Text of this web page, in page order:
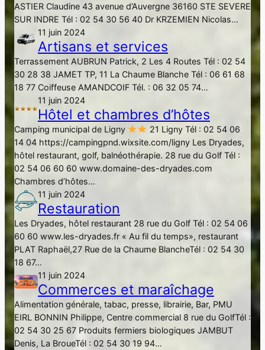
ASTIER Claudine 43 avenue d’Auvergne 36160 STE SEVERE
SUR INDRE Tél : 02 54 30 56 40 Dr KRZEMIEN Nicolas…
11 juin 2024
Artisans et services
Terrassement AUBRUN Patrick, 2 Les 4 Routes Tél : 02 54
30 28 38 JAMET TP, 11 La Chaume Blanche Tél : 06 61 68
18 77 Coiffeuse AMANDCOIF Tél. : 06 32 05 74…
11 juin 2024
Hôtel et chambres d’hôtes
Camping municipal de Ligny
21 Ligny Tél : 02 54 06
14 04 https://campingpnd.wixsite.com/ligny Les Dryades,
hôtel restaurant, golf, balnéothérapie. 28 rue du Golf Tél :
02 54 06 60 60 www.domaine-des-dryades.com
Chambres d’hôtes…
11 juin 2024
Restauration
Les Dryades, hôtel restaurant 28 rue du Golf Tél : 02 54 06
60 60 www.les-dryades.fr « Au fil du temps», restaurant
PLAT Raphaël,27 Rue de la Chaume BlancheTél : 02 54 30
18 67…
11 juin 2024
Commerces et maraîchage
Alimentation générale, tabac, presse, librairie, Bar, PMU
EIRL BONNIN Philippe, Centre commercial 8 rue du GolfTél :
02 54 30 25 67 Produits fermiers biologiques JAMBUT
Denis, La BroueTél : 02 54 30 19 94…